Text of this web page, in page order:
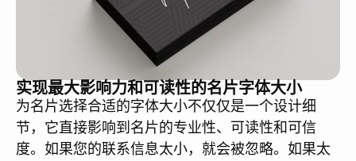
实现最大影响力和可读性的名片字体大小
为名片选择合适的字体大小不仅仅是一个设计细
节，它直接影响到名片的专业性、可读性和可信
度。如果您的联系信息太小，就会被忽略。如果太